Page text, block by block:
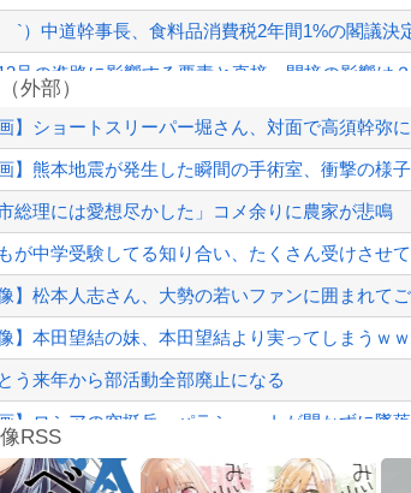
ゝ`）中道幹事長、食料品消費税2年間1%の閣議
号の進路に影響する要素と直接・間接の影響は
ア、ウクライナの大規模通販倉庫を攻撃…ワイル
行為法違反の疑いで、毎日新聞記者を逮捕
警察、大韓サッカー協会を家宅捜索 代表監督選考
】渡邊渚さん「キスしろよ」のヤジでPTSD発症
信者】「金バエ」のSNS更新が1週間途絶え、様々
急速報】NYで警官が黒人男性の首を絞め、暴動第
外部）
画】ショートスリーパー堀さん、対面で高須幹弥
画】熊本地震が発生した瞬間の手術室、衝撃の
市総理には愛想尽かした」コメ余りに農家が悲
が中学受験してる知り合い、たくさん受けさせ
像】松本人志さん、大勢の若いファンに囲まれて
像】本田望結の妹、本田望結より実ってしまうｗ
う来年から部活動全部廃止になる
画】ロシアの空挺兵、パラシュートが開かずに墜落
ク3倍】お前ら「認知症」になりたくないなら酒
RSS